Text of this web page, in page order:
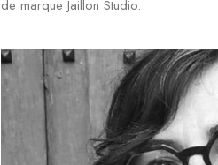
de marque Jaillon Studio.